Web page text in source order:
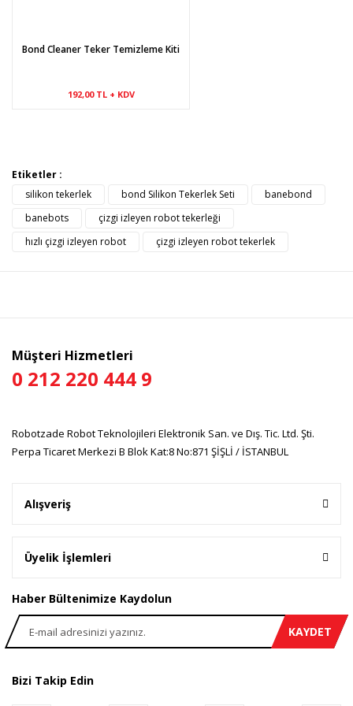
Bond Cleaner Teker Temizleme Kiti
192,00 TL + KDV
Etiketler :
silikon tekerlek
bond Silikon Tekerlek Seti
banebond
banebots
çizgi izleyen robot tekerleği
hızlı çizgi izleyen robot
çizgi izleyen robot tekerlek
Müşteri Hizmetleri
0 212 220 444 9
Robotzade Robot Teknolojileri Elektronik San. ve Dış. Tic. Ltd. Şti.
Perpa Ticaret Merkezi B Blok Kat:8 No:871 ŞİŞLİ / İSTANBUL
Alışveriş
Üyelik İşlemleri
Haber Bültenimize Kaydolun
KAYDET
Bizi Takip Edin